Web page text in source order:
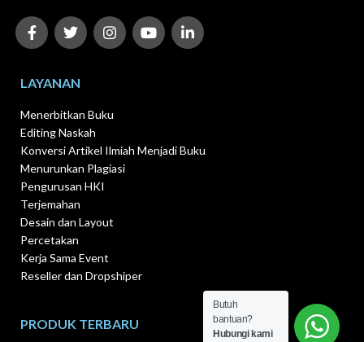
LAYANAN
Menerbitkan Buku
Editing Naskah
Konversi Artikel Ilmiah Menjadi Buku
Menurunkan Plagiasi
Pengurusan HKI
Terjemahan
Desain dan Layout
Percetakan
Kerja Sama Event
Reseller dan Dropshiper
PRODUK TERBARU
Butuh
bantuan?
Hubungi kami